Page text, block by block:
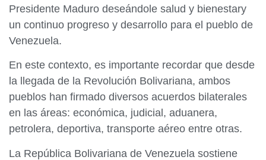
Presidente Maduro deseándole salud y bienestary
un continuo progreso y desarrollo para el pueblo de
Venezuela.
En este contexto, es importante recordar que desde
la llegada de la Revolución Bolivariana, ambos
pueblos han firmado diversos acuerdos bilaterales
en las áreas: económica, judicial, aduanera,
petrolera, deportiva, transporte aéreo entre otras.
La República Bolivariana de Venezuela sostiene